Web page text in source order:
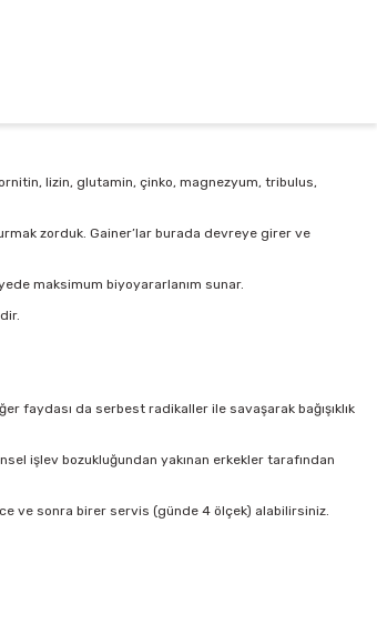
lizin, glutamin, çinko, magnezyum, tribulus,
zorduk. Gainer’lar burada devreye girer ve
maksimum biyoyararlanım sunar.
faydası da serbest radikaller ile savaşarak bağışıklık
işlev bozukluğundan yakınan erkekler tarafından
ve sonra birer servis (günde 4 ölçek) alabilirsiniz.